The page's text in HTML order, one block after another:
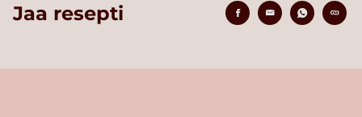
Jaa resepti